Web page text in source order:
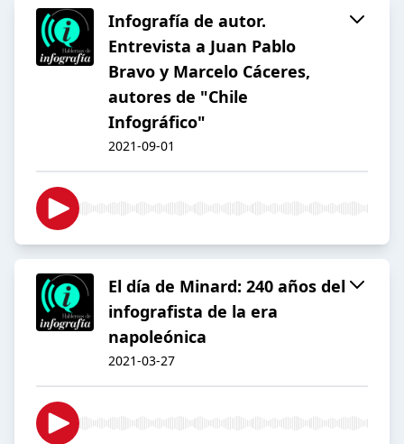
Infografía de autor.
Entrevista a Juan Pablo
Bravo y Marcelo Cáceres,
autores de "Chile
Infográfico"
2021-09-01
El día de Minard: 240 años del
infografista de la era
napoleónica
2021-03-27